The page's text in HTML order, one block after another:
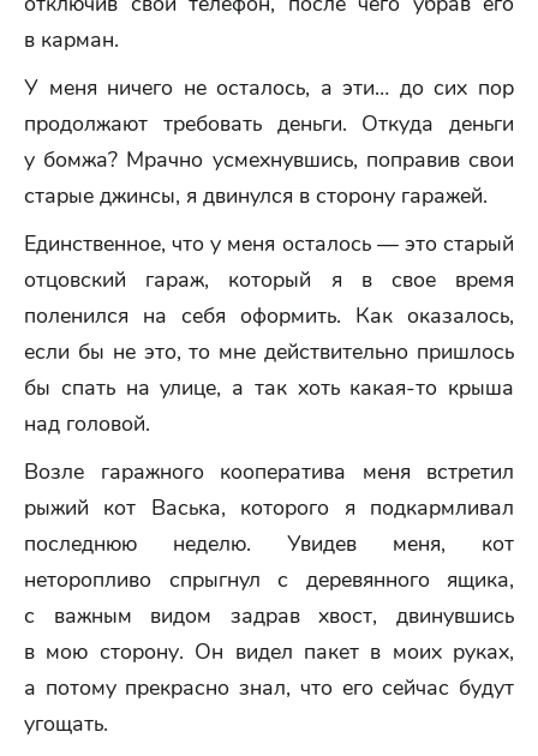
в карман.
У меня ничего не осталось, а эти… до сих пор
продолжают требовать деньги. Откуда деньги
у бомжа? Мрачно усмехнувшись, поправив свои
старые джинсы, я двинулся в сторону гаражей.
Единственное, что у меня осталось — это старый
отцовский гараж, который я в свое время
поленился на себя оформить. Как оказалось,
если бы не это, то мне действительно пришлось
бы спать на улице, а так хоть какая-то крыша
над головой.
Возле гаражного кооператива меня встретил
рыжий кот Васька, которого я подкармливал
последнюю неделю. Увидев меня, кот
неторопливо спрыгнул с деревянного ящика,
с важным видом задрав хвост, двинувшись
в мою сторону. Он видел пакет в моих руках,
а потому прекрасно знал, что его сейчас будут
угощать.